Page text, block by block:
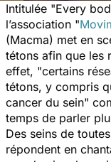
Intitulée "Every
l’association "
(Macma) met en
tétons afin que les
effet, "certains
tétons, y compris
cancer du sein"
temps de parler
Des seins de
répondent en